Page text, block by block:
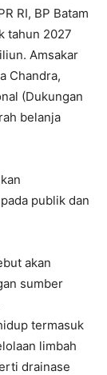
RI, BP Batam
tahun 2027
Amsakar
Chandra,
(Dukungan
belanja
publik dan
akan
sumber
termasuk
limbah
drainase